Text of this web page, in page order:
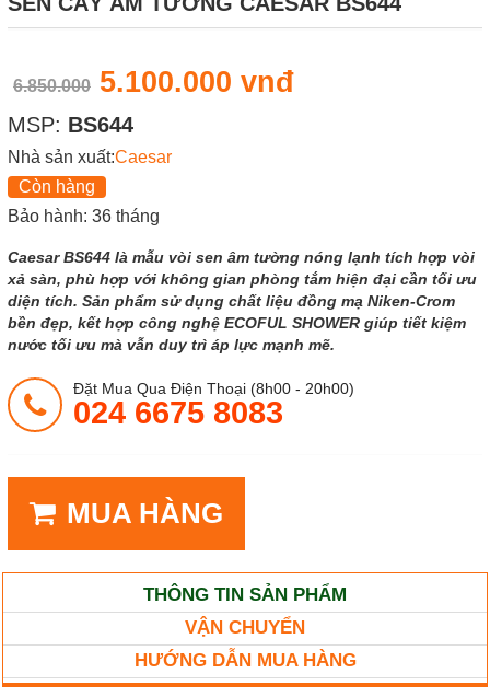
6.850.000 5.100.000 vnđ
MSP: BS644
Nhà sản xuất:Caesar
Còn hàng
Bảo hành: 36 tháng
Caesar BS644 là mẫu vòi sen âm tường nóng lạnh tích hợp vòi
xả sàn, phù hợp với không gian phòng tắm hiện đại cần tối ưu
diện tích. Sản phẩm sử dụng chất liệu đồng mạ Niken-Crom
bền đẹp, kết hợp công nghệ ECOFUL SHOWER giúp tiết kiệm
nước tối ưu mà vẫn duy trì áp lực mạnh mẽ.
Đặt Mua Qua Điện Thoại (8h00 - 20h00)
024 6675 8083
MUA HÀNG
THÔNG TIN SẢN PHẨM
VẬN CHUYỂN
HƯỚNG DẪN MUA HÀNG